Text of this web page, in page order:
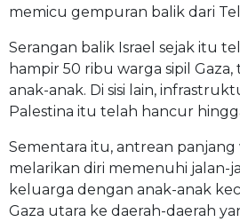
memicu gempuran balik dari Tel
Serangan balik Israel sejak itu
hampir 50 ribu warga sipil
anak-anak. Di sisi lain,
Palestina itu telah hancur
Sementara itu, antrean panjang
melarikan diri memenuhi jalan-
keluarga dengan anak-anak
Gaza utara ke daerah-daerah